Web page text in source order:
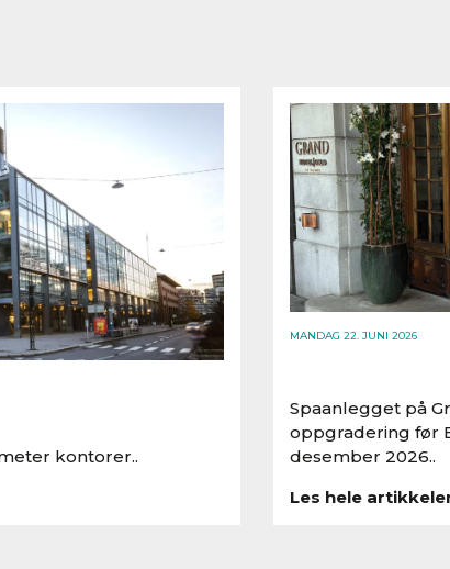
kontorer..
MANDAG 22. JUNI 2026
Spaanlegget på
oppgradering før
desember 2026..
Les hele